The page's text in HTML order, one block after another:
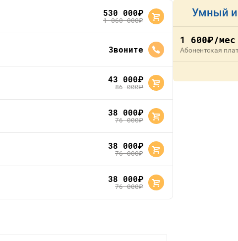
530 000руб.
1 060 000руб.
Звоните
43 000руб.
86 000руб.
38 000руб.
76 000руб.
38 000руб.
76 000руб.
38 000руб.
76 000руб.
Умный
1 600руб./мес
Абонентская